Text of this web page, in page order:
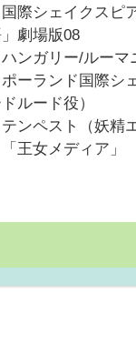
国際シェイクス
劇場版08
ンガリー/ルーマ
ポーランド国際シ
ルード役）
テンペスト（妖精
「王女メディア